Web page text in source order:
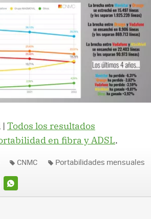
| Todos los resultados
en fibra y ADSL.
WHATSAPP
CNMC Portabilidades mensuales